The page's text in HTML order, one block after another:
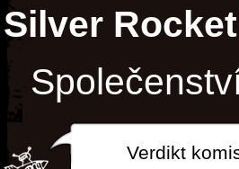
Silver
Verdikt